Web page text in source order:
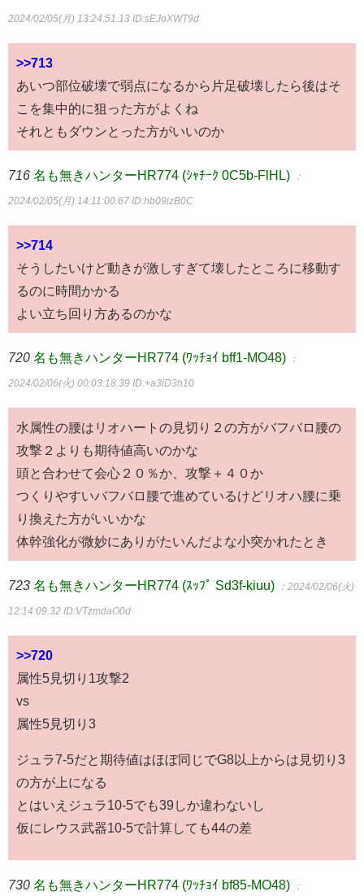
2024/02/05(月) 13:24:51.13 ID:sEJoXWT9d
>>713
あいつ部位破壊で弱点になるから片足破壊したら後はそ
こを集中的に狙った方がよくね
それともダウンとった方がいいのか
716 名も無きハンターHR774 (ｼｬﾁｰｸ 0C5b-FlHL) ：
2024/02/05(月) 14:11:00.67 ID:hb09izB0C
>>714
そうしたいけど動きが激しすぎて壊したところに移動す
るのに時間かかる
よい立ち回り方あるのかな
720 名も無きハンターHR774 (ﾜｯﾁｮｲ bff1-MO48) ：
2024/02/06(火) 00:03:18.39 ID:+a3lD3h10
水属性の腰はリオハートの見切り２の方がバフバロ腰の
攻撃２よりも期待値高いのかな
頭と合わせて会心２０％か、攻撃＋４０か
つくりやすいバフバロ腰で進めているけどリオハ腰に乗
り換えた方がいいかな
体幹強化が微妙にありがたいんだよな小突かれたとき
723 名も無きハンターHR774 (ｽｯﾌﾟ Sd3f-kiuu) ：2024/02/06(火)
12:14:09.32 ID:VTzmdaO0d
>>720
属性5見切り1攻撃2
vs
属性5見切り3
ジュラ7-5だと期待値はほぼ同じでG8以上からは見切り3
の方が上になる
とはいえジュラ10-5でも39しか違わないし
仮にレウス武器10-5で計算しても44の差
730 名も無きハンターHR774 (ﾜｯﾁｮｲ bf85-MO48) ：